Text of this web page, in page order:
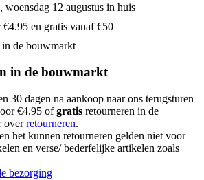
woensdag 12 augustus in huis
en gratis vanaf €50
in de bouwmarkt
in de bouwmarkt
30 dagen na aankoop naar ons terugsturen
€4.95 ofgratis retourneren in de
overretourneren.
het kunnen retourneren gelden niet voor
en verse/ bederfelijke artikelen zoals
bezorging